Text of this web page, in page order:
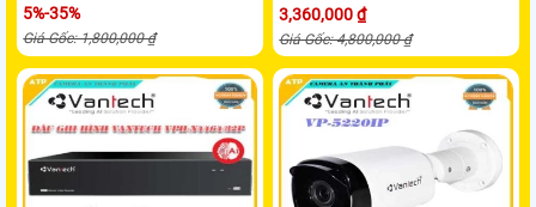
5%-35%
Giá Gốc: 1,800,000 ₫
3,360,000 ₫
Giá Gốc: 4,800,000 ₫